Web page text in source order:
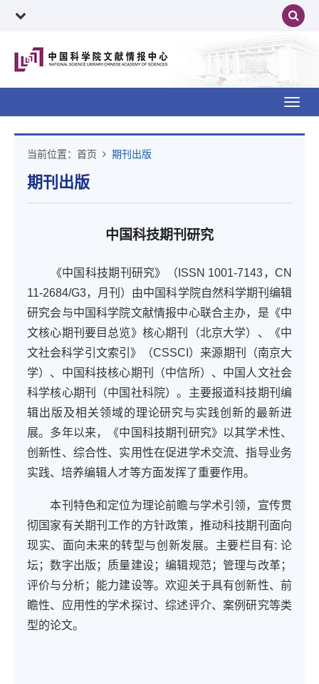
当前位置： 首页 期刊出版
期刊出版
中国科技期刊研究
《中国科技期刊研究》（ISSN 1001-7143，CN
11-2684/G3，月刊）由中国科学院自然科学期刊编辑
研究会与中国科学院文献情报中心联合主办，是《中
文核心期刊要目总览》核心期刊（北京大学）、《中
文社会科学引文索引》（CSSCI）来源期刊（南京大
学）、中国科技核心期刊（中信所）、中国人文社会
科学核心期刊（中国社科院）。主要报道科技期刊编
辑出版及相关领域的理论研究与实践创新的最新进
展。多年以来，《中国科技期刊研究》以其学术性、
创新性、综合性、实用性在促进学术交流、指导业务
实践、培养编辑人才等方面发挥了重要作用。
本刊特色和定位为理论前瞻与学术引领，宣传贯
彻国家有关期刊工作的方针政策，推动科技期刊面向
现实、面向未来的转型与创新发展。主要栏目有: 论
坛；数字出版；质量建设；编辑规范；管理与改革；
评价与分析；能力建设等。欢迎关于具有创新性、前
瞻性、应用性的学术探讨、综述评介、案例研究等类
型的论文。